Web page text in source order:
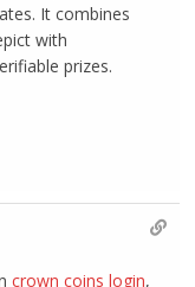
It combines
with
prizes.
crown coins login,